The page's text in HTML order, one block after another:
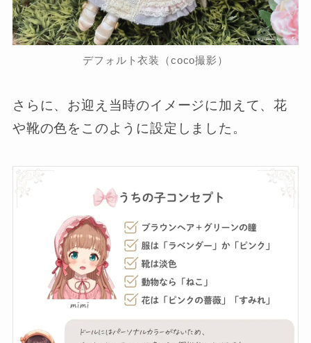
デフォルト衣装（coco撮影）
さらに、お迎え当時のイメージに加えて、花
や靴の色をこのように設定しました。